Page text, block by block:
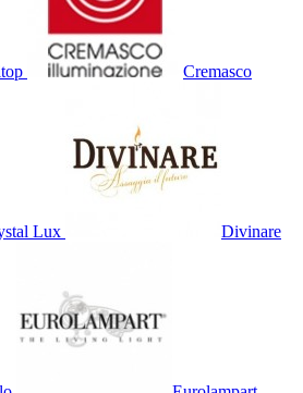
Cremasco
Lux Divinare